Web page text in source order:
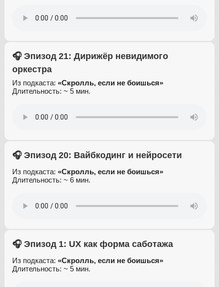
🎧 Эпизод 21: Дирижёр невидимого
оркестра
Из подкаста: «Скролль, если не боишься»
Длительность: ~ 5 мин.
🎧 Эпизод 20: Вайбкодинг и нейросети
Из подкаста: «Скролль, если не боишься»
Длительность: ~ 6 мин.
🎧 Эпизод 1: UX как форма саботажа
Из подкаста: «Скролль, если не боишься»
Длительность: ~ 5 мин.